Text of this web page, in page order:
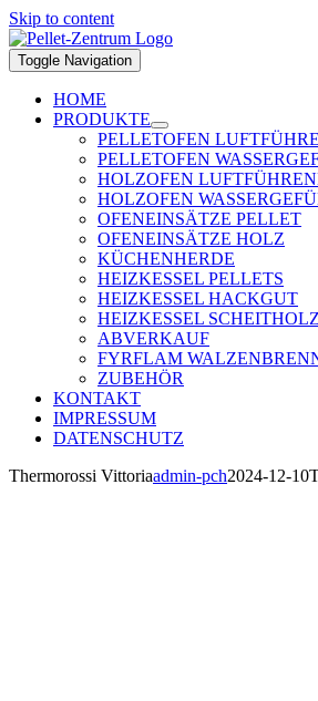
Skip to content
Toggle Navigation
HOME
PRODUKTE
PELLETOFEN
PELLETOFEN
HOLZOFEN
HOLZOFEN
OFENEINSÄTZE PELLET
OFENEINSÄTZE HOLZ
KÜCHENHERDE
HEIZKESSEL PELLETS
HEIZKESSEL HACKGUT
HEIZKESSEL SCHEITHOLZ
ABVERKAUF
FYRFLAM
ZUBEHÖR
KONTAKT
IMPRESSUM
DATENSCHUTZ
Thermorossi Vittoriaadmin-pch2024-12-